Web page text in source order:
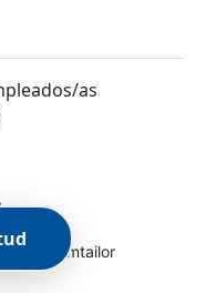
as
de Teamtailor